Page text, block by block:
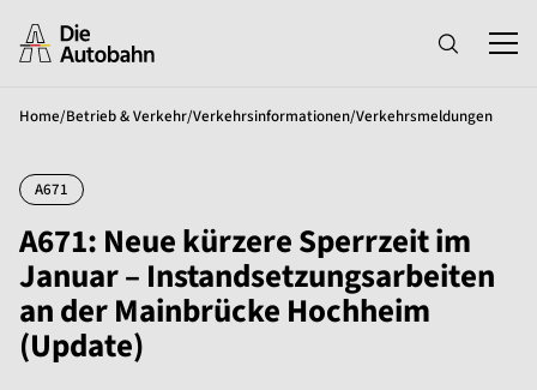
Home/Betrieb & Verkehr/Verkehrsinformationen/Verkehrsmeldungen
A671
A671: Neue kürzere Sperrzeit im
Januar – Instandsetzungsarbeiten
an der Mainbrücke Hochheim
(Update)